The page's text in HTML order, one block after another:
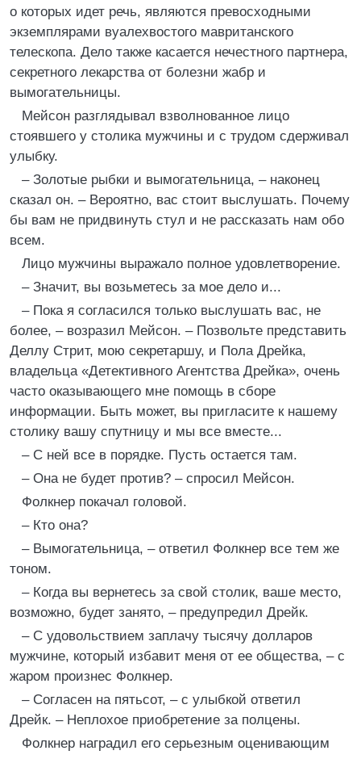
о которых идет речь, являются превосходными
экземплярами вуалехвостого мавританского
телескопа. Дело также касается нечестного партнера,
секретного лекарства от болезни жабр и
вымогательницы.
Мейсон разглядывал взволнованное лицо
стоявшего у столика мужчины и с трудом сдерживал
улыбку.
– Золотые рыбки и вымогательница, – наконец
сказал он. – Вероятно, вас стоит выслушать. Почему
бы вам не придвинуть стул и не рассказать нам обо
всем.
Лицо мужчины выражало полное удовлетворение.
– Значит, вы возьметесь за мое дело и...
– Пока я согласился только выслушать вас, не
более, – возразил Мейсон. – Позвольте представить
Деллу Стрит, мою секретаршу, и Пола Дрейка,
владельца «Детективного Агентства Дрейка», очень
часто оказывающего мне помощь в сборе
информации. Быть может, вы пригласите к нашему
столику вашу спутницу и мы все вместе...
– С ней все в порядке. Пусть остается там.
– Она не будет против? – спросил Мейсон.
Фолкнер покачал головой.
– Кто она?
– Вымогательница, – ответил Фолкнер все тем же
тоном.
– Когда вы вернетесь за свой столик, ваше место,
возможно, будет занято, – предупредил Дрейк.
– С удовольствием заплачу тысячу долларов
мужчине, который избавит меня от ее общества, – с
жаром произнес Фолкнер.
– Согласен на пятьсот, – с улыбкой ответил
Дрейк. – Неплохое приобретение за полцены.
Фолкнер наградил его серьезным оценивающим